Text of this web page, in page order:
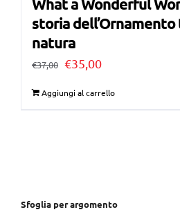
storia
natura
€37,00 Il
€35,00Il
Aggiungi al carrello
Sfoglia per argomento